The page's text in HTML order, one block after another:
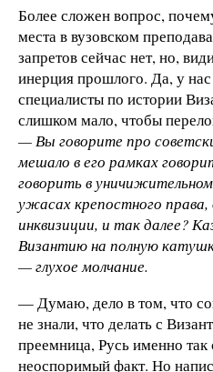
Более сложен вопрос,
места в вузовском
запретов сейчас нет, но,
инерция прошлого. Да, у
специалисты по истории
слишком мало, чтобы
— Вы говорите про
мешало в его рамках
говорить в
ужасах крепостного права,
инквизиции, и так далее?
Византию на полную
— глухое молчание.
— Думаю, дело в том, что
не знали, что делать с
преемница, Русь именно так
неоспоримый факт. Но